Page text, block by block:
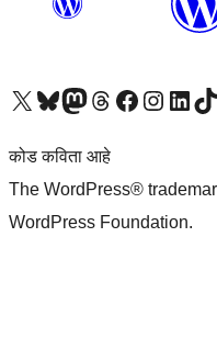
आमच्या X (एक्स) (पूर्वीचे ट्विटर) खात्याला भेट द्या आमच्या ब्लूस्की खात्याला भेट द्या.आमच्या Mastodon खात्याला भेट द्या.आमच्या थ्रेड्स खात्याला भेट द्या. आमच्या फेसबुक पेजला भेट द्या आमच्या इंस्टाग्राम खात्याला भेट द्या आमच्या लिंक्डइन खात्याला भेट द्या आमच्या टिकटॉक अकाउंटला भेट द्या.
कोड कविता आहे
The WordPress®
WordPress Foundation.